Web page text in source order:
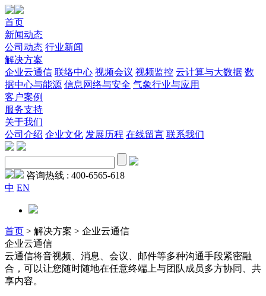
首页
新闻动态
公司动态 行业新闻
解决方案
企业云通信 联络中心 视频会议 视频监控 云计算与大数据 数
据中心与能源 信息网络与安全 气象行业与应用
客户案例
服务支持
关于我们
公司介绍 企业文化 发展历程 在线留言 联系我们
咨询热线 : 400-6565-618
中 EN
首页 > 解决方案 > 企业云通信
企业云通信
云通信将音视频、消息、会议、邮件等多种沟通手段紧密融
合，可以让您随时随地在任意终端上与团队成员多方协同、共
享内容。